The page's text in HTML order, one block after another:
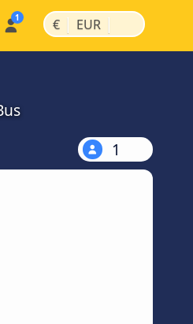
€ | EUR |
1